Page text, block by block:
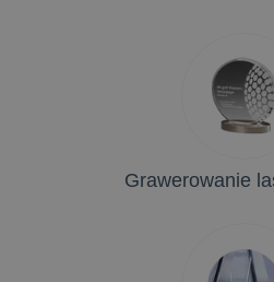
Grawerowanie